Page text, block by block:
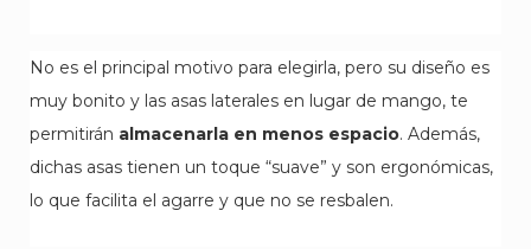
No es el principal motivo para elegirla, pero su diseño es
muy bonito y las asas laterales en lugar de mango, te
permitirán almacenarla en menos espacio. Además,
dichas asas tienen un toque “suave” y son ergonómicas,
lo que facilita el agarre y que no se resbalen.